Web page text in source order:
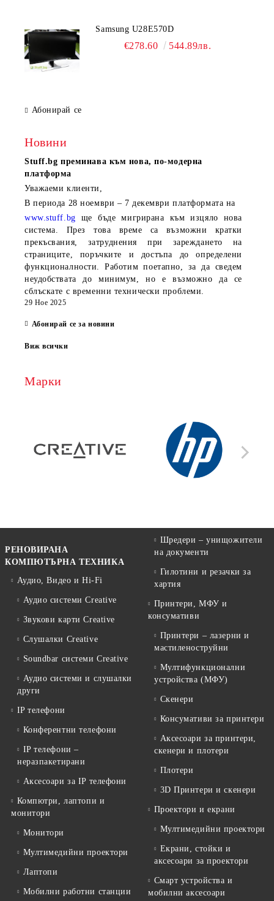
Samsung U28E570D
€278.60 544.89лв.
Абонирай се
Новини
Stuff.bg преминава към нова, по-модерна
платформа
Уважаеми клиенти,
В периода 28 ноември – 7 декември платформата на
www.stuff.bg ще бъде мигрирана към изцяло нова
система. През това време са възможни кратки
прекъсвания, затруднения при зареждането на
страниците, поръчките и достъпа до определени
функционалности. Работим поетапно, за да сведем
неудобствата до минимум, но е възможно да се
сблъскате с временни технически проблеми.
29 Ное 2025
Абонирай се за новини
Виж всички
Марки
РЕНОВИРАНА
КОМПЮТЪРНА ТЕХНИКА
Аудио, Видео и Hi-Fi
Аудио системи Creative
Звукови карти Creative
Слушалки Creative
Soundbar системи Creative
Аудио системи и слушалки
други
IP телефони
Конферентни телефони
IP телефони –
неразпакетирани
Аксесоари за IP телефони
Компютри, лаптопи и
монитори
Монитори
Мултимедийни проектори
Лаптопи
Мобилни работни станции
Шредери – унищожители
на документи
Гилотини и резачки за
хартия
Принтери, МФУ и
консумативи
Принтери – лазерни и
мастиленоструйни
Мултифункционални
устройства (МФУ)
Скенери
Консумативи за принтери
Аксесоари за принтери,
скенери и плотери
Плотери
3D Принтери и скенери
Проектори и екрани
Мултимедийни проектори
Екрани, стойки и
аксесоари за проектори
Смарт устройства и
мобилни аксесоари